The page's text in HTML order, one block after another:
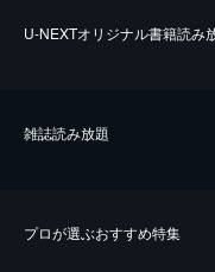
U-NEXTオリジナル書籍読み
雑誌読み放題
プロが選ぶおすすめ特集